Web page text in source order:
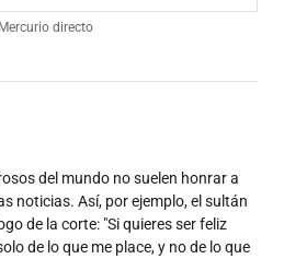
directo
del mundo no suelen honrar a
noticias. Así, por ejemplo, el sultán
de la corte: "Si quieres ser feliz
de lo que me place, y no de lo que